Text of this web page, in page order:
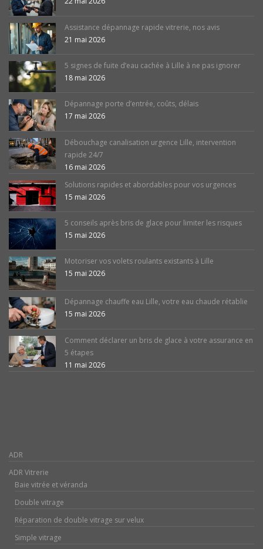
Assistance dépannage rapide vitrerie, nos avis
21 mai 2026
5 signes de fuite d’eau cachée à Lille à ne pas ignorer
18 mai 2026
Dépannage porte d’entrée, coûts, délais
17 mai 2026
Débouchage canalisation urgence Lille, intervention
rapide 24/7
16 mai 2026
Solutions rapides et abordables pour vos urgences
15 mai 2026
5 conseils après bris de glace pour limiter les risques
15 mai 2026
Motoriser vos volets roulants existants à Lille
15 mai 2026
Dépannage chauffe eau Lille, votre eau chaude rétablie
15 mai 2026
Comment déclarer un bris de glace à votre assurance en
5 étapes
11 mai 2026
ADR
ADR Vitrerie
Baie vitrée et véranda
Double vitrage
Réparation de double vitrage sur velux
Simple vitrage